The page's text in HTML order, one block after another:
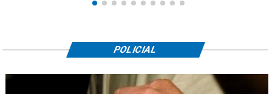
POLICIAL